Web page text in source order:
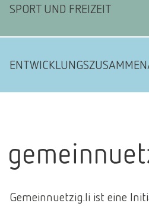
SPORT UND FREIZEIT
Gemeinnuetzig.li ist eine